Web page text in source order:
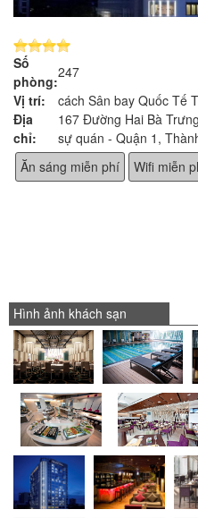
Số
phòng:
247
Vị trí:
cách Sân bay Quốc Tế
Địa
chỉ:
167 Đường Hai Bà
sự quán - Quận 1,
Ăn sáng miễn phí
Wifi miễn
Hình ảnh khách sạn